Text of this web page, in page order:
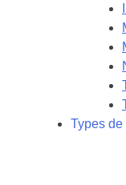
Types de